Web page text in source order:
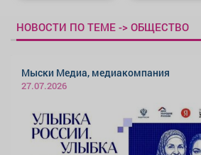
НОВОСТИ ПО ТЕМЕ -> ОБЩЕСТВО
Мыски Медиа, медиакомпания
27.07.2026